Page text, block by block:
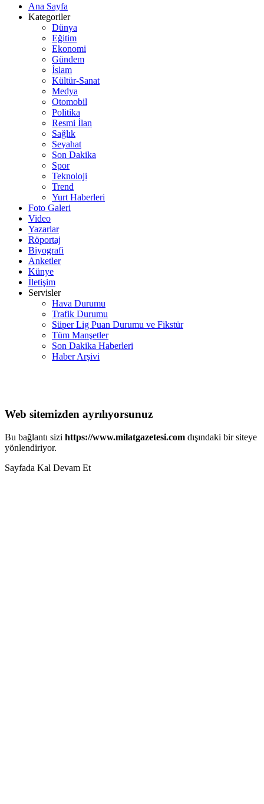
Ana Sayfa
Kategoriler
Dünya
Eğitim
Ekonomi
Gündem
İslam
Kültür-Sanat
Medya
Otomobil
Politika
Resmi İlan
Sağlık
Seyahat
Son Dakika
Spor
Teknoloji
Trend
Yurt Haberleri
Foto Galeri
Video
Yazarlar
Röportaj
Biyografi
Anketler
Künye
İletişim
Servisler
Hava Durumu
Trafik Durumu
Süper Lig Puan Durumu ve Fikstür
Tüm Manşetler
Son Dakika Haberleri
Haber Arşivi
Web sitemizden ayrılıyorsunuz
Bu bağlantı sizi https://www.milatgazetesi.com dışındaki bir siteye
yönlendiriyor.
Sayfada Kal Devam Et